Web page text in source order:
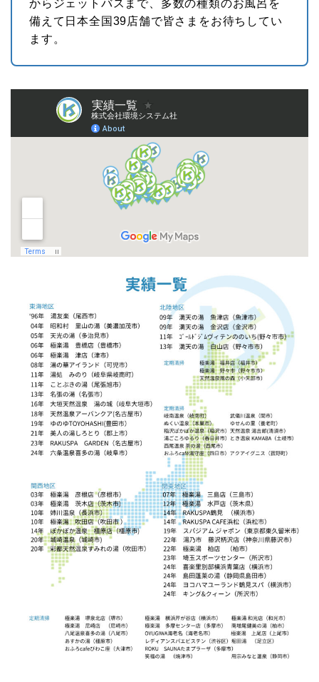
からジェットバスまで、多数の種類のお風呂を
備えて日本全国39店舗で皆さまをお待ちしてい
ます。